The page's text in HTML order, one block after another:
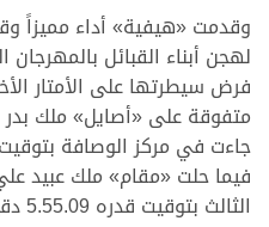
وقدمت «هيفية» أداء مميزاً
لهجن أبناء القبائل
فرض سيطرتها على الأمتار
متفوقة على «أصايل» ملك
فيما حلت «مقام» ملك عبيد
الثالث بتوقيت قدره 5.55.09 دقيقة.